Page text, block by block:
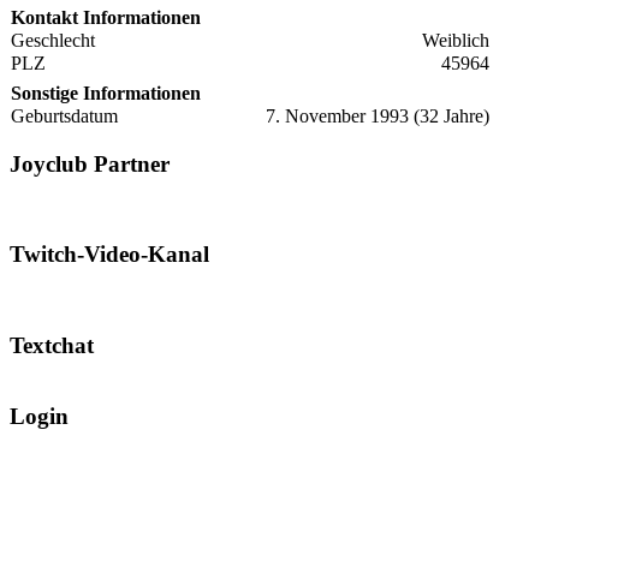
Kontakt Informationen
Geschlecht
Weiblich
PLZ
45964
Sonstige Informationen
Geburtsdatum
7. November 1993 (32 Jahre)
Joyclub Partner
Twitch-Video-Kanal
Textchat
Login